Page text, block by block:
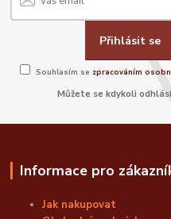
Přihlásit se
Souhlasím se zpracováním
Můžete se kdykoli
Informace pro
Jak nakupovat